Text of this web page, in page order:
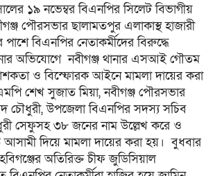
১৯ নভেম্বর বিএনপির সিলেট বিভাগীয়
পৌরসভার ছালামতপুর এলাকাস্থ হাজারী
পাশে বিএনপির নেতাকর্মীদের বিরুদ্ধে
অভিযোগে নবীগঞ্জ থানার এসআই গৌতম
ও বিস্ফোরক আইনে মামলা দায়ের করা
শেখ সুজাত মিয়া, নবীগঞ্জ পৌরসভার
চৌধুরী, উপজেলা বিএনপির সদস্য সচিব
সেফুসহ ৩৮ জনের নাম উল্লেখ করে ও
দিয়ে মামলা দায়ের করা হয়। বুধবার
অতিরিক্ত চীফ জুডিসিয়াল